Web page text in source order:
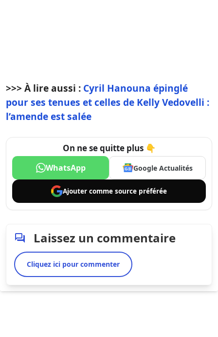
>>> À lire aussi : Cyril Hanouna épinglé
pour ses tenues et celles de Kelly Vedovelli :
l’amende est salée
On ne se quitte plus 👇
WhatsApp Google Actualités
Ajouter comme source préférée
Laissez un commentaire
Cliquez ici pour commenter